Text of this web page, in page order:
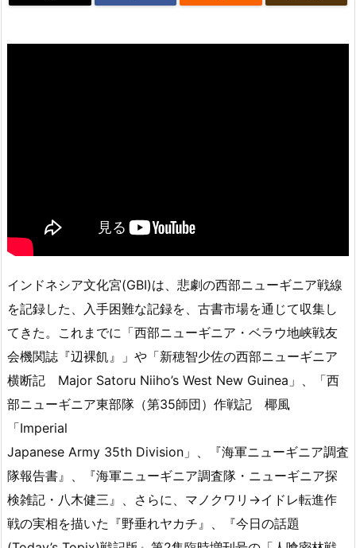
インドネシア文化宮(GBI)は、悲劇の西部ニューギニア戦線
を記録した、入手困難な記録を、古書市場を通じて収集し
てきた。これまでに「西部ニューギニア・ベラウ地峡戦友
会機関誌『辺裸飢』」や「新穂智少佐の西部ニューギニア
横断記 Major Satoru Niiho’s West New Guinea」、「西
部ニューギニア東部隊（第35師団）作戦記 椰風
「Imperial
Japanese Army 35th Division」、『海軍ニューギニア調査
隊報告書』、『海軍ニューギニア調査隊・ニューギニア探
検雑記・八木健三』、さらに、マノクワリ→イドレ転進作
戦の実相を描いた『野垂れヤカチ』、『今日の話題